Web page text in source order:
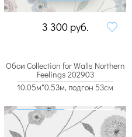
3 300 руб.
Обои Collection for Walls Northern
Feelings 202903
10.05м*0.53м, подгон 53см